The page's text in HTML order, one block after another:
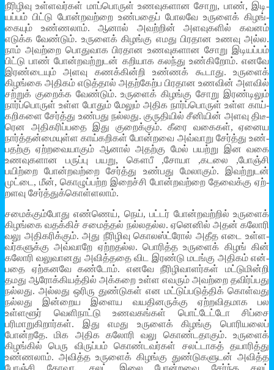
நீரி­ழிவு உள்­ள­வர்கள் மாப்­பொருள் உண­வு­க­ளான சோறு, பாண், இடி­
யப்பம் பிட்டு போன்­ற­வற்றை உண்­பதைப் போலவே உருளைக் கிழங்­
கையும் உண்­ணலாம். ஆனால் அவற்றின் அள­வு­களில் கவனம்
எடுக்க வேண்டும். உருளைக் கிழங்கு எமது பிர­தான உணவு அல்ல.
நாம் அவற்றை பொது­வாக பிர­தான உண­வு­க­ளான சோறு இடி­யப்பம்
பிட்டு பாண் போன்­ற­வற்­றுடன் கறி­யாக கலந்து உண்­கிறோம். எனவே
இரண்­டையும் அளவு கணக்­கின்றி உண்ணக் கூடாது. உருளைக்
கிழங்கை அதிகம் எடுத்தால் அதற்­கேற்ப பிர­தான உணவின் அளவில்
சற்றுக் குறைக்க வேண்டும். உருளைக் கிழங்கு சோறு இரண்­டிலும்
நார்ப்­பொருள் உள்ள போதும் மேலும் அதிக நார்ப்­பொருள் உள்ள காய்­
க­றி­களை சேர்த்து உண்­பது நல்­லது. குரு­தியில் சீனியின் அளவு திடீ­
ரென அதி­க­ரிப்­பதை இது குறைக்கும். கீரை வகைகள், ஏனைய
நார்த்­தன்­மை­யுள்ள காய்­க­றிகள் போன்­றவை அவ்­வாறு சேர்த்து உண்­
ப­தற்கு ஏற்­ற­வை­யாகும் ஆனால் அதற்கு மேல் பயற்று இன வகை
உண­வு­க­ளான பருப்பு பயறு, கௌபீ ,சோயா ,கடலை ,போஞ்சி
பயிற்றை போன்­ற­வற்றை சேர்த்து உண்­பது மேலாகும். இவற்­றுடன்
முட்டை, மீன், கொழுப்­பற்ற இறைச்சி போன்­ற­வற்றை தேவைக்கு ஏற்­
ற­ளவு சேர்த்­துக்­கொள்­ளலாம்.
சமைக்­கும்­போது எண்ணெய், நெய், பட்டர் போன்­ற­வற்றில் உருளைக்
கிழங்கை வதக்கிச் சமைத்தல் நல்­ல­தல்ல. ஏனெனில் அதன் கலோரி
வலு அதி­க­ரிக்கும். அது நீரி­ழிவு கொலஸ்ட்ரோல் அதீத எடை உள்­ள­
வர்­க­ளுக்கு அவ்­வாறே ஏற்­ற­தல்ல. பொரித்த உருளைக் கிழங் கின்
கலோரி வலு­வா­னது அவித்­ததை விட இரண்டு மடங்கு அதிகம் என்­
பதை ஏற்­க­னவே கண்டோம். எனவே நீரி­ழி­வா­ளர்கள் மட்­டு­மின்றி
தமது ஆரோக்­கி­யத்தில் அக்­கறை உள்ள எவரும் அவற்றை தவிர்ப்­பது
நல்­லது. அல்­லது ஒரிரு துண்­டுகள் என மட்­டுப்­ப­டுத்திக் கொள்­வது
நல்­லது இன்­றைய இளைய வய­தி­ன­ருக்கு ஏற்­ற­வி­த­மாக பல
உள்ளளூர் வெளி­நாட்டு உணவகங்கள் பொட்டேட்டோ சிப்சை
பரிமாறுகிறார்கள். இது எமது உருளைக் கிழங்கு பொரியலைப்
போன்றதே. மிக அதிக கலோரி வலு கொண்டதாகும். உருளைக்
கிழங்கில் பெரு விருப்பம் கொண்டவர்கள் சலட்டாகத் தயாரித்து
உண்ணலாம். அவித்த உருளைக் கிழங்கு துண்டுகளுடன் அவித்த